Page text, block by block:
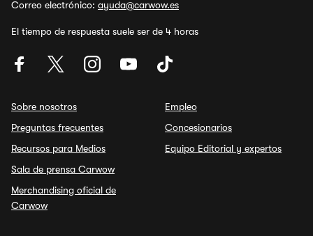
Correo electrónico: ayuda@carwow.es
El tiempo de respuesta suele ser de 4 horas
Sobre nosotros
Preguntas frecuentes
Recursos para Medios
Sala de prensa Carwow
Merchandising oficial de
Carwow
Empleo
Concesionarios
Equipo Editorial y expertos